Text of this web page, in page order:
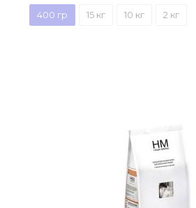
400 гр 15 кг 10 кг 2 кг